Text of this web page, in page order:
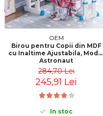
OEM
Birou pentru Copii din MDF
cu Inaltime Ajustabila, Model
Astronaut
284,70 Lei
245,91 Lei
In stoc